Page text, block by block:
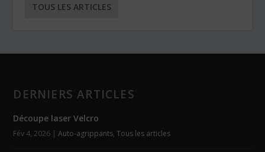
TOUS LES ARTICLES
DERNIERS ARTICLES
Découpe laser Velcro
Fév 4, 2026 |Auto-agrippants,Tous les articles